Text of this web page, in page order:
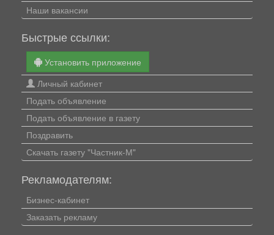
Наши вакансии
Быстрые ссылки:
Установить приложение
Личный кабинет
Подать объявление
Подать объявление в газету
Поздравить
Скачать газету "Частник-М"
Рекламодателям:
Бизнес-кабинет
Заказать рекламу